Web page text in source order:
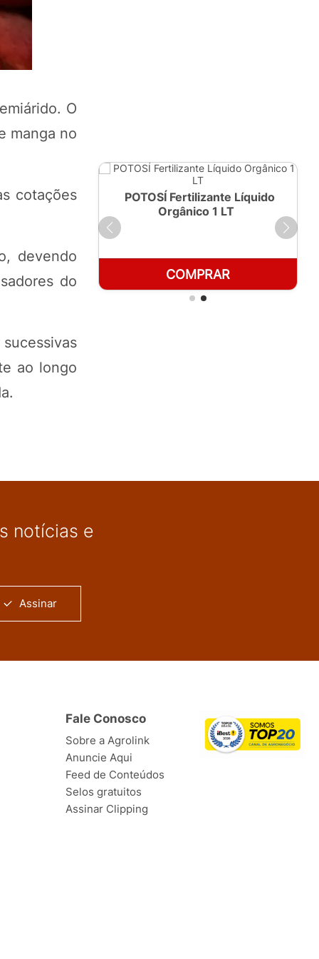
O
manga no
cotações
devendo
do
ao longo
Líquido
POTOSÍ Fertilizante Líquido
Orgânico 1 LT
COMPRAR
notícias e
Assinar
Fale Conosco
Sobre a Agrolink
Anuncie Aqui
Feed de Conteúdos
Selos gratuitos
Assinar Clipping